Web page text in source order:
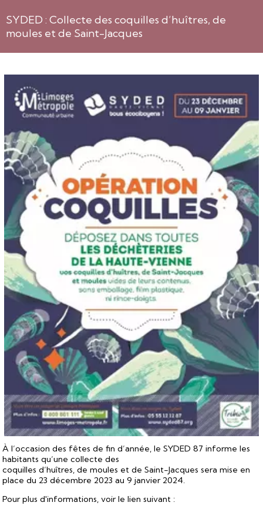
SYDED : Collecte des coquilles d’huîtres, de
moules et de Saint-Jacques
À l’occasion des fêtes de fin d’année, le SYDED 87 informe les
habitants qu’une collecte des
coquilles d’huîtres, de moules et de Saint-Jacques sera mise en
place du 23 décembre 2023 au 9 janvier 2024.
Pour plus d'informations, voir le lien suivant :